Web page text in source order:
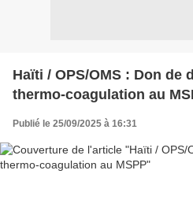
Haïti / OPS/OMS : Don de dix appareils de
thermo-coagulation au
Publié le 25/09/2025 à 16:31